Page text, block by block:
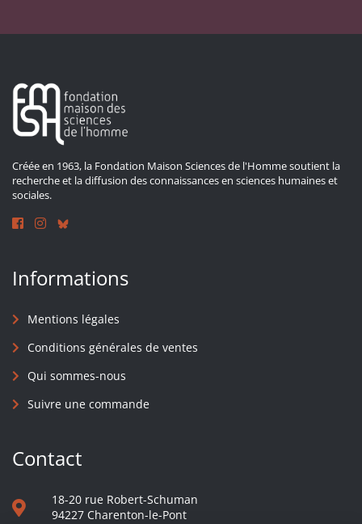
Créée en 1963, la Fondation Maison Sciences de l'Homme soutient la
recherche et la diffusion des connaissances en sciences humaines et
sociales.
Informations
Mentions légales
Conditions générales de ventes
Qui sommes-nous
Suivre une commande
Contact
18-20 rue Robert-Schuman
94227 Charenton-le-Pont